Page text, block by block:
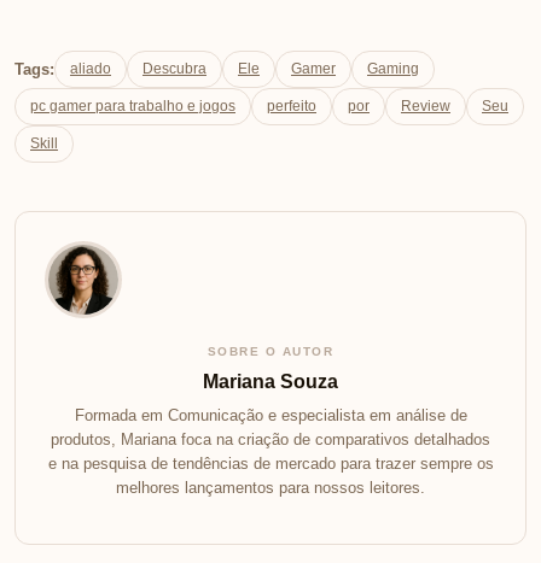
Tags: aliado Descubra Ele Gamer Gaming
pc gamer para trabalho e jogos perfeito por Review Seu
Skill
SOBRE O AUTOR
Mariana Souza
Formada em Comunicação e especialista em análise de
produtos, Mariana foca na criação de comparativos detalhados
e na pesquisa de tendências de mercado para trazer sempre os
melhores lançamentos para nossos leitores.